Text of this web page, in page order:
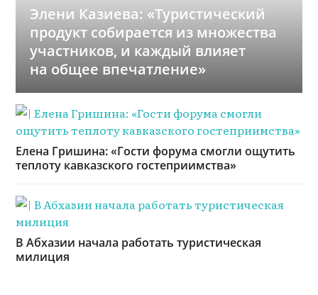
Элени Казиева: «Туристический
продукт собирается из множества
участников, и каждый влияет
на общее впечатление»
Елена Гришина: «Гости форума смогли ощутить
теплоту кавказского гостеприимства»
В Абхазии начала работать туристическая
милиция